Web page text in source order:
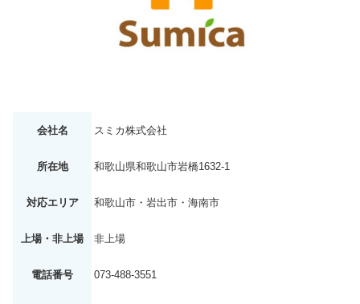
会社名 スミカ株式会社
所在地 和歌山県和歌山市岩橋1632-1
対応エリア 和歌山市・岩出市・海南市
上場・非上場 非上場
電話番号 073-488-3551